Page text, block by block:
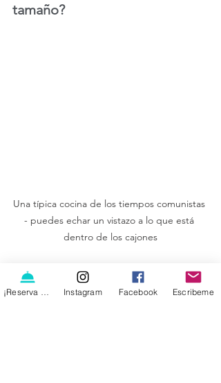
tamaño?
Una típica cocina de los tiempos comunistas
- puedes echar un vistazo a lo que está
dentro de los cajones
Después de recorrer todas las
Instagram Facebook Escribeme